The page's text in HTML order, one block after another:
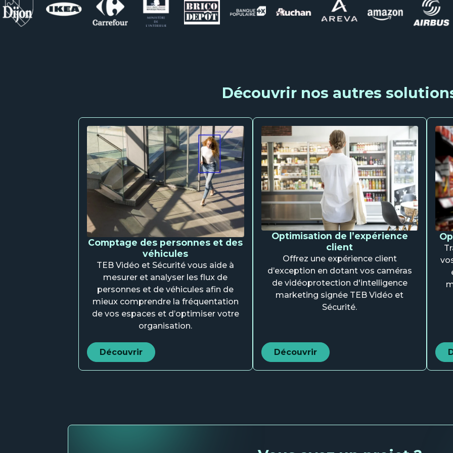
Découvrir nos autres
Comptage des personnes et des
véhicules
TEB Vidéo et Sécurité vous aide à
mesurer et analyser les flux de
personnes et de véhicules afin de
mieux comprendre la fréquentation
de vos espaces et d’optimiser votre
organisation.
Découvrir
Optimisation de l’expérience
client
Offrez une expérience client
d’exception en dotant vos caméras
de vidéoprotection d'intelligence
marketing signée TEB Vidéo et
Sécurité.
Découvrir